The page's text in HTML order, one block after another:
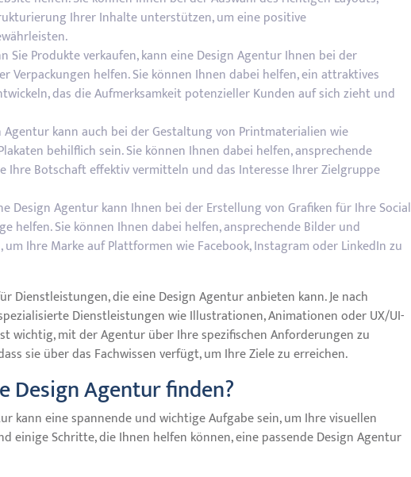
Ihrer Inhalte unterstützen, um eine positive
Sie Produkte verkaufen, kann eine Design Agentur Ihnen bei der
Verpackungen helfen. Sie können Ihnen dabei helfen, ein attraktives
das die Aufmerksamkeit potenzieller Kunden auf sich zieht und
Agentur kann auch bei der Gestaltung von Printmaterialien wie
behilflich sein. Sie können Ihnen dabei helfen, ansprechende
Ihre Botschaft effektiv vermitteln und das Interesse Ihrer Zielgruppe
Design Agentur kann Ihnen bei der Erstellung von Grafiken für Ihre Social
helfen. Sie können Ihnen dabei helfen, ansprechende Bilder und
Ihre Marke auf Plattformen wie Facebook, Instagram oder LinkedIn zu
Dienstleistungen, die eine Design Agentur anbieten kann. Je nach
Dienstleistungen wie Illustrationen, Animationen oder UX/UI-
wichtig, mit der Agentur über Ihre spezifischen Anforderungen zu
sie über das Fachwissen verfügt, um Ihre Ziele zu erreichen.
Design Agentur finden?
kann eine spannende und wichtige Aufgabe sein, um Ihre visuellen
einige Schritte, die Ihnen helfen können, eine passende Design Agentur